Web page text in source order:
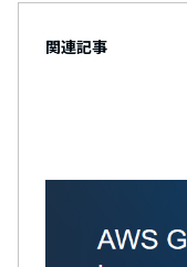
関連記事